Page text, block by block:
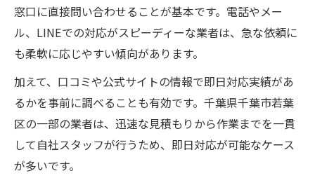
窓口に直接問い合わせることが基本です。電話やメー
ル、LINEでの対応がスピーディーな業者は、急な依頼に
も柔軟に応じやすい傾向があります。
加えて、口コミや公式サイトの情報で即日対応実績があ
るかを事前に調べることも有効です。千葉県千葉市若葉
区の一部の業者は、迅速な見積もりから作業までを一貫
して自社スタッフが行うため、即日対応が可能なケース
が多いです。